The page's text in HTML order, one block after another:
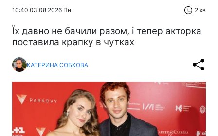
10:40 03.08.2026 Пн 2 хв
Їх давно не бачили разом, і тепер акторка
поставила крапку в чутках
КАТЕРИНА СОБКОВА